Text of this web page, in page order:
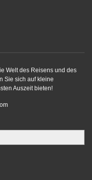
Welt des Reisens und des
Sie sich auf kleine
Auszeit bieten!